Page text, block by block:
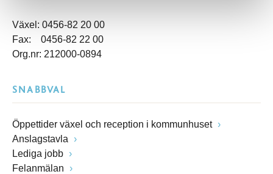
Växel: 0456-82 20 00
Fax: 0456-82 22 00
Org.nr: 212000-0894
SNABBVAL
Öppettider växel och reception i kommunhuset
Anslagstavla
Lediga jobb
Felanmälan